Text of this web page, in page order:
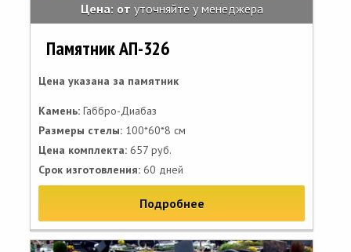
Цена: от уточняйте у менеджера
Памятник АП-326
Цена указана за памятник
Камень: Габбро-Диабаз
Размеры стелы: 100*60*8 см
Цена комплекта: 657 руб.
Срок изготовления: 60 дней
Подробнее